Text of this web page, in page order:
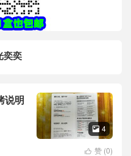
奕奕
说明
 4
 赞 (0)